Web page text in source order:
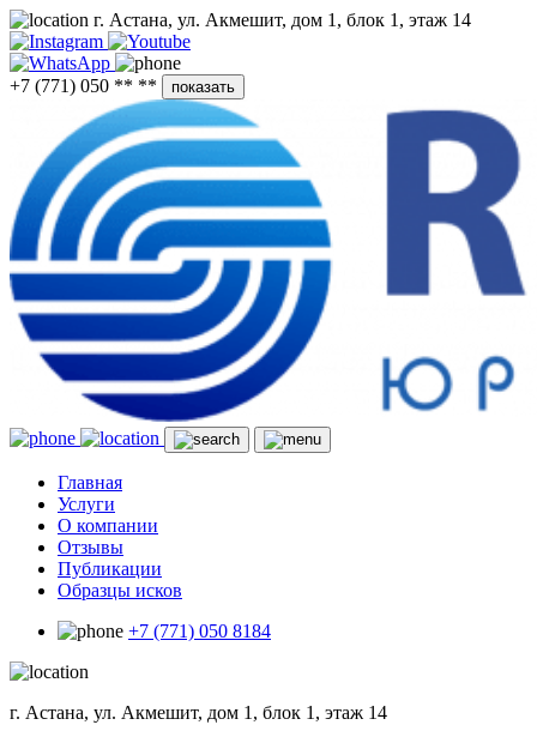
г. Астана, ул. Акмешит, дом 1, блок 1, этаж 14
+7 (771) 050 ** ** показать
Главная
Услуги
О компании
Отзывы
Публикации
Образцы исков
+7 (771) 050 8184
г. Астана, ул. Акмешит, дом 1, блок 1, этаж 14